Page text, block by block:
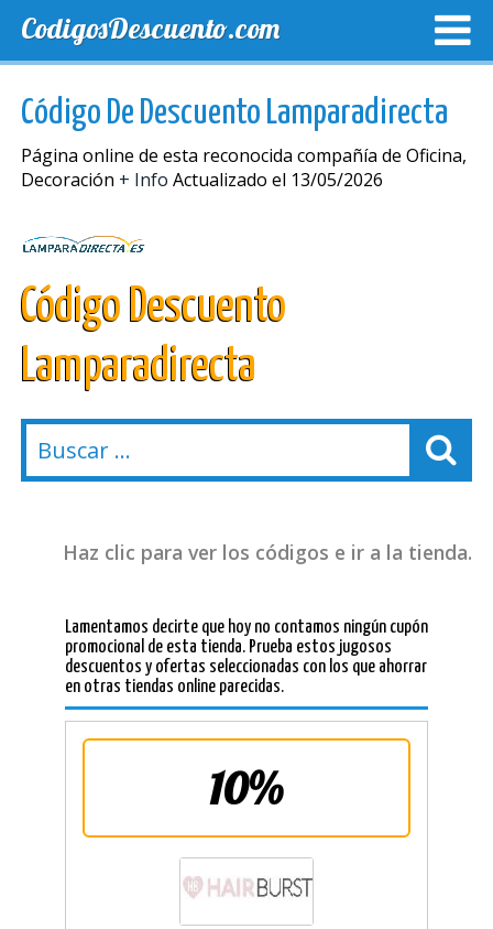
CodigosDescuento.com
Código De Descuento Lamparadirecta
Página online de esta reconocida compañía de Oficina,
Decoración + Info Actualizado el 13/05/2026
Código Descuento
Lamparadirecta
Haz clic para ver los códigos e ir a la tienda.
Lamentamos decirte que hoy no contamos ningún cupón
promocional de esta tienda. Prueba estos jugosos
descuentos y ofertas seleccionadas con los que ahorrar
en otras tiendas online parecidas.
10%